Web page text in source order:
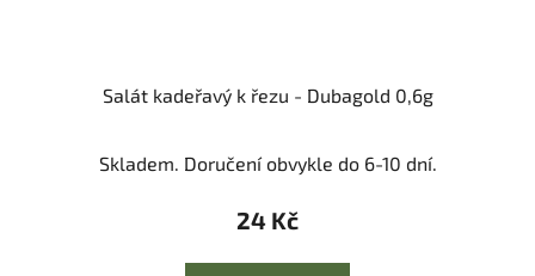
Salát kadeřavý k řezu - Dubagold 0,6g
Skladem. Doručení obvykle do 6-10 dní.
24 Kč